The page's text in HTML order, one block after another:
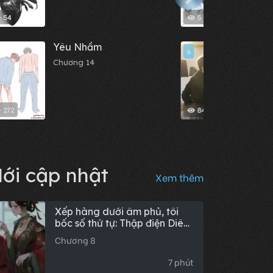
54
272
Yêu Nhầm
Chương 14
5
84
6
cập nhật Xem thêm
Xếp hàng dưới âm phủ, tôi
bốc số thứ tự: Thập điện Diêm
Vương quỳ rạp
Chương 8
7 phút